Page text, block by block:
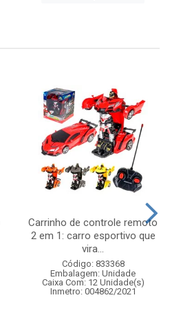
Carrinho de controle remoto
2 em 1: carro esportivo que
vira...
Código: 833368
Embalagem: Unidade
Caixa Com: 12 Unidade(s)
Inmetro: 004862/2021